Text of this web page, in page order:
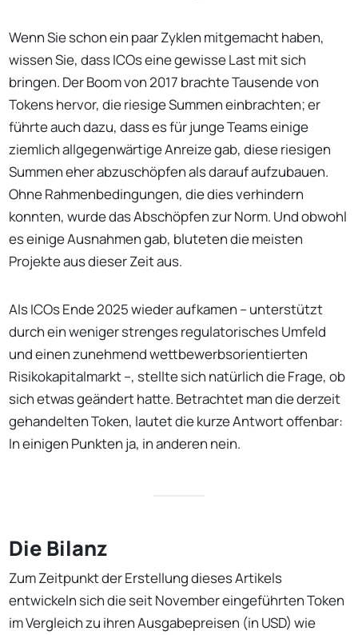
Wenn Sie schon ein paar Zyklen mitgemacht haben,
wissen Sie, dass ICOs eine gewisse Last mit sich
bringen. Der Boom von 2017 brachte Tausende von
Tokens hervor, die riesige Summen einbrachten; er
führte auch dazu, dass es für junge Teams einige
ziemlich allgegenwärtige Anreize gab, diese riesigen
Summen eher abzuschöpfen als darauf aufzubauen.
Ohne Rahmenbedingungen, die dies verhindern
konnten, wurde das Abschöpfen zur Norm. Und obwohl
es einige Ausnahmen gab, bluteten die meisten
Projekte aus dieser Zeit aus.
Als ICOs Ende 2025 wieder aufkamen – unterstützt
durch ein weniger strenges regulatorisches Umfeld
und einen zunehmend wettbewerbsorientierten
Risikokapitalmarkt –, stellte sich natürlich die Frage, ob
sich etwas geändert hatte. Betrachtet man die derzeit
gehandelten Token, lautet die kurze Antwort offenbar:
In einigen Punkten ja, in anderen nein.
Die Bilanz
Zum Zeitpunkt der Erstellung dieses Artikels
entwickeln sich die seit November eingeführten Token
im Vergleich zu ihren Ausgabepreisen (in USD) wie